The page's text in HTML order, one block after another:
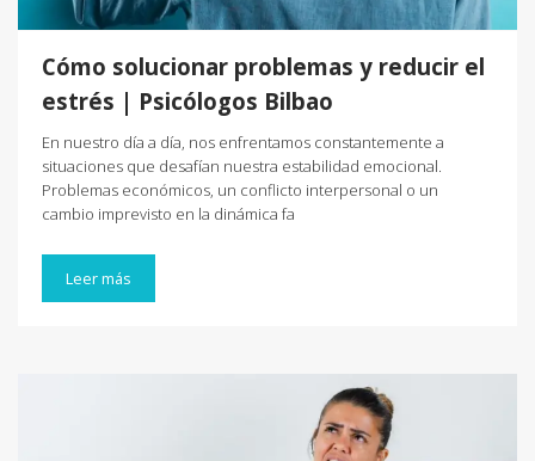
Cómo solucionar problemas y reducir el
estrés | Psicólogos Bilbao
En nuestro día a día, nos enfrentamos constantemente a
situaciones que desafían nuestra estabilidad emocional.
Problemas económicos, un conflicto interpersonal o un
cambio imprevisto en la dinámica fa
Leer más